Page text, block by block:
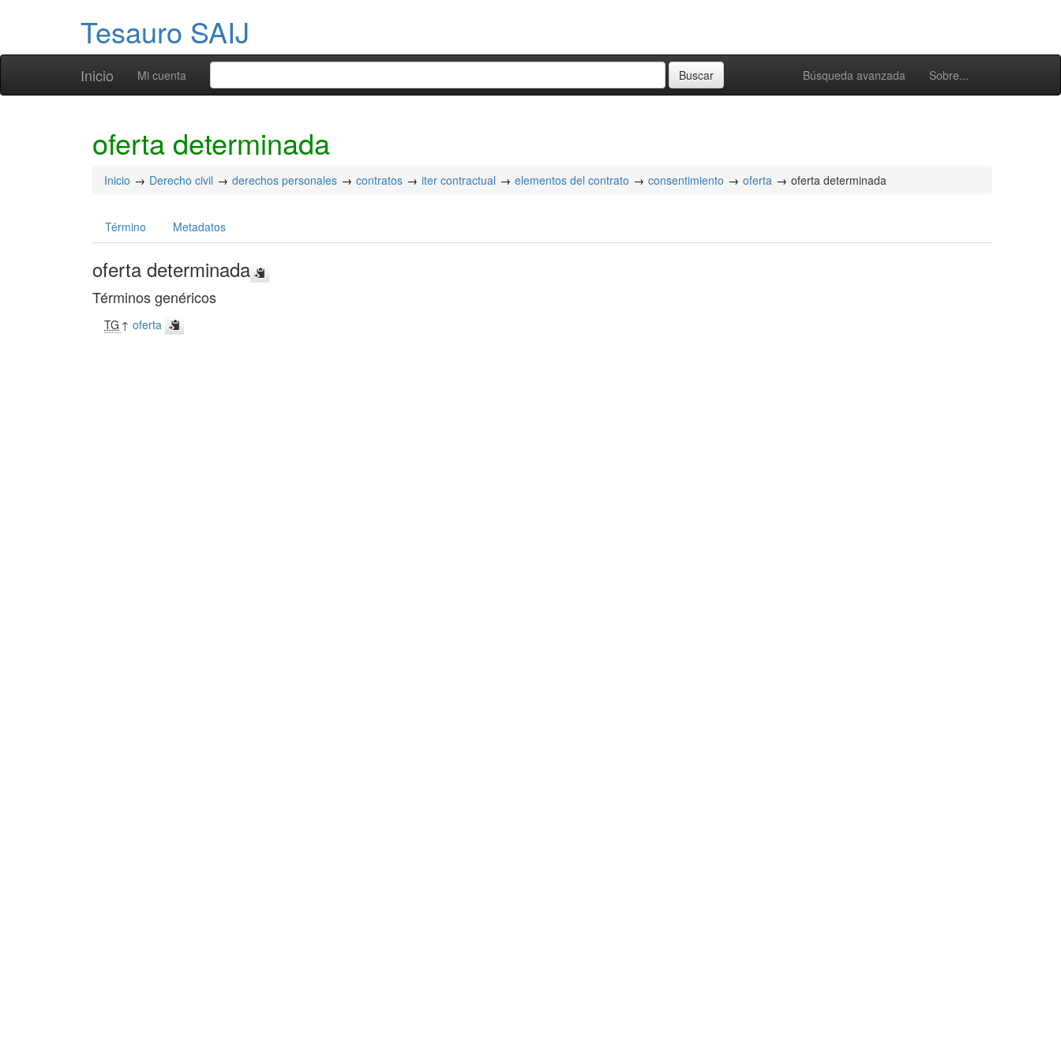
Tesauro SAIJ
Inicio Búsqueda avanzada Sobre...
Mi cuenta
oferta determinada
Inicio Derecho civil derechos personales contratos iter contractual elementos del contrato consentimiento oferta oferta determinada
Término Metadatos
oferta determinada
Términos genéricos
TG ↑oferta